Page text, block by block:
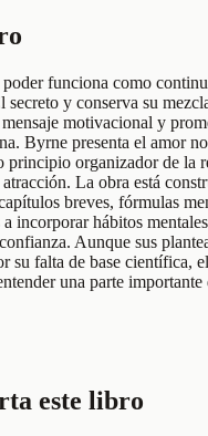
funciona como
y conserva su
motivacional y
Byrne presenta el amor
principio organizador de la
La obra está
breves, fórmulas
incorporar hábitos
Aunque sus
su falta de base científica,
una parte importante
este libro